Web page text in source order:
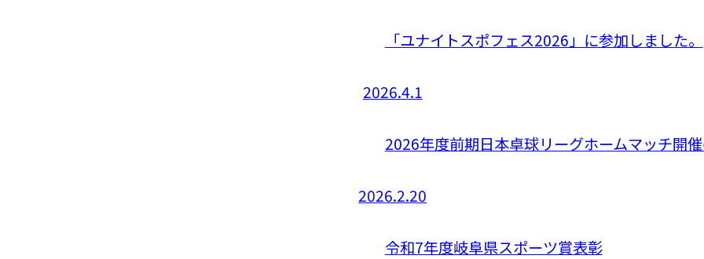
「ユナイトスポフェス2026」に参加しました。
2026.4.1
2026年度前期日本卓球リーグホームマッチ開
2026.2.20
令和7年度岐阜県スポーツ賞表彰